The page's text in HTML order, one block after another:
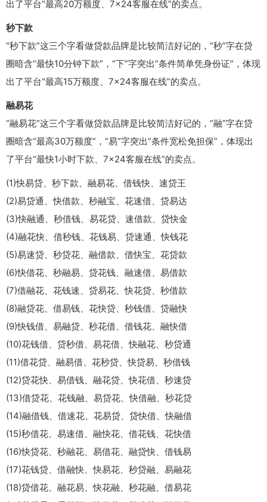
出了平台“最高20万额度、7×24客服在线”的卖点。
秒下款
“秒下款”这三个字看做贷款品牌是比较简洁好记的，“秒”字在贷
圈暗含“最快10分钟下款”，“下”字突出“条件简单凭身份证”，体现
出了平台“最高15万额度、7×24客服在线”的卖点。
融易花
“融易花”这三个字看做贷款品牌是比较简洁好记的，“融”字在贷
圈暗含“最高30万额度”，“易”字突出“条件宽松免担保”，体现出
了平台“最快1小时下款、7×24客服在线”的卖点。
(1)快易贷、秒下款、融易花、借钱快、速贷王
(2)易贷通、快借款、秒融宝、花速借、贷易达
(3)快融通、秒借钱、易花贷、速借款、贷快金
(4)融花快、借秒钱、花钱易、贷速通、快钱花
(5)易速贷、秒贷花、融借款、借快宝、花贷款
(6)快借花、秒融易、贷花钱、融速借、易借款
(7)借融花、花钱速、贷易花、快花贷、秒借款
(8)融贷花、借易钱、花快贷、秒钱借、贷融快
(9)快钱借、易融贷、秒花借、借钱花、融快借
(10)花钱借、贷秒借、易花借、快融花、秒贷通
(11)借花贷、融易借、花秒贷、快贷易、秒借钱
(12)贷花快、易借钱、融花贷、快花借、秒速贷
(13)借贷花、花钱融、易贷花、快借融、秒花贷
(14)融借钱、借速花、花易贷、贷快借、快融借
(15)秒借花、易速借、融快花、借花钱、花快借
(16)快贷花、秒融花、易借花、融贷快、借钱易
(17)花钱贷、借融快、快易花、秒贷融、易融花
(18)贷借花、融花易、快花融、秒花融、借易花